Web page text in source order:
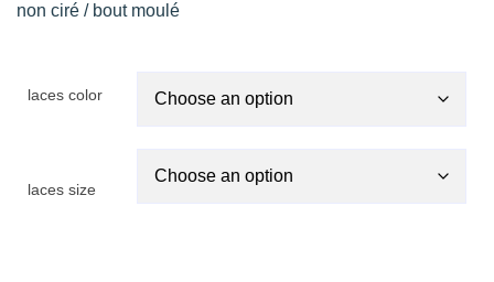
non ciré / bout moulé
laces color
laces size